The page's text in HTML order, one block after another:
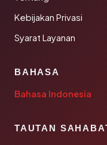
Kebijakan Privasi
Syarat Layanan
BAHASA
Bahasa Indonesia
TAUTAN